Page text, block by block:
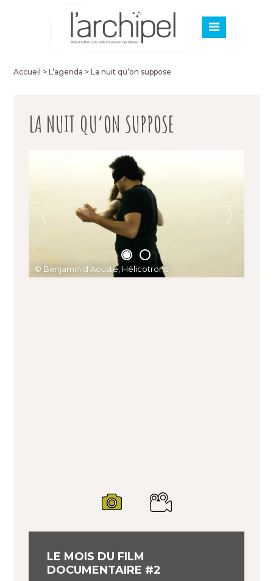
Accueil >L’agenda >La nuit qu’on suppose
LA NUIT QU’ON SUPPOSE
© Benjamin d’Aouste, Hélicotronc
LE MOIS DU FILM
DOCUMENTAIRE #2